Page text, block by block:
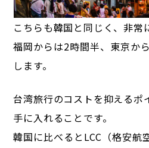
こちらも韓国と同じく、非常
福岡からは2時間半、東京か
します。
台湾旅行のコストを抑えるポ
手に入れることです。
韓国に比べるとLCC（格安航